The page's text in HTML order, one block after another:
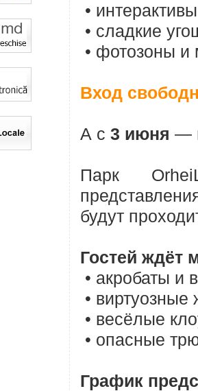
•
• сладкие
• фотозоны и
Вход
А с 3 июня —
Парк
будут
Гостей ждёт
• акробаты и
• виртуозные
• весёлые
• опасные
График